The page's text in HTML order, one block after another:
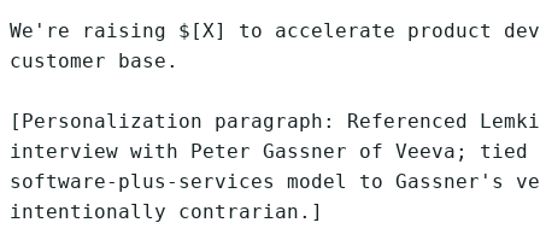
We're raising $[X] to accelerate product
customer base.
[Personalization paragraph: Referenced
interview with Peter Gassner of Veeva; tied
software-plus-services model to Gassner's
intentionally contrarian.]